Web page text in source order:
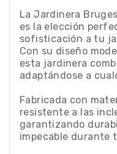
La Jardinera
es la elección
sofisticación a tu
Con su diseño
esta jardinera
adaptándose a
Fabricada con
resistente a las
garantizando
impecable durante